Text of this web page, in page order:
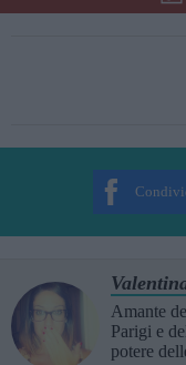
Amante
Parigi e
potere